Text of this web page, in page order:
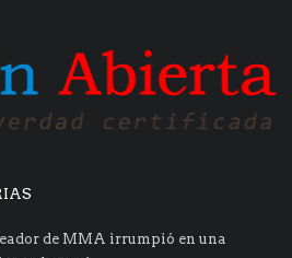
de MMA irrumpió en una